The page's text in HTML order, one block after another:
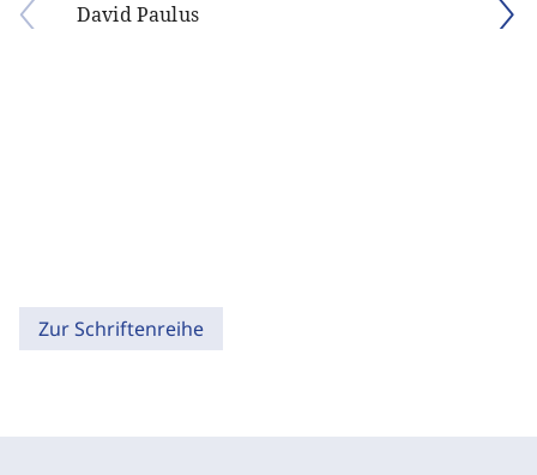
David Paulus
Zur Schriftenreihe